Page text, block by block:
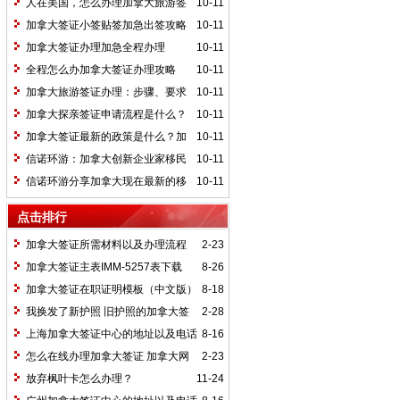
10-11
人在美国，怎么办理加拿大旅游签
证
10-11
加拿大签证小签贴签加急出签攻略
10-11
加拿大签证办理加急全程办理
10-11
全程怎么办加拿大签证办理攻略
10-11
加拿大旅游签证办理：步骤、要求
与注意事项
10-11
加拿大探亲签证申请流程是什么？
需要准备的申请材料有哪些？
10-11
加拿大签证最新的政策是什么？加
拿大签证办理费用一般需要多少钱
10-11
信诺环游：加拿大创新企业家移民
项目(SUV)
10-11
信诺环游分享加拿大现在最新的移
民政策是什么？加拿大移民好办吗？加拿
大移民需要多少钱？
点击排行
2-23
加拿大签证所需材料以及办理流程
8-26
加拿大签证主表IMM-5257表下载
8-18
加拿大签证在职证明模板（中文版）
2-28
我换发了新护照 旧护照的加拿大签
证没有过期还能用吗？
8-16
上海加拿大签证中心的地址以及电话
2-23
怎么在线办理加拿大签证 加拿大网
申流程
11-24
放弃枫叶卡怎么办理？